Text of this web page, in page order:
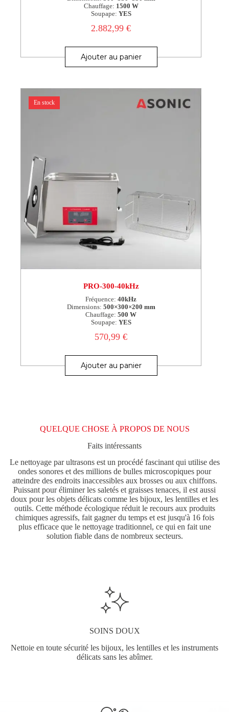
Chauffage: 1500 W
Soupape: YES
2.882,99€
Ajouter au panier
En stock
PRO-300-40kHz
Fréquence: 40kHz
Dimensions: 500×300×200 mm
Chauffage: 500 W
Soupape: YES
570,99€
Ajouter au panier
QUELQUE CHOSE À PROPOS DE NOUS
Faits intéressants
Le nettoyage par ultrasons est un procédé fascinant qui utilise des
ondes sonores et des millions de bulles microscopiques pour
atteindre des endroits inaccessibles aux brosses ou aux chiffons.
Puissant pour éliminer les saletés et graisses tenaces, il est aussi
doux pour les objets délicats comme les bijoux, les lentilles et les
outils. Cette méthode écologique réduit le recours aux produits
chimiques agressifs, fait gagner du temps et est jusqu'à 16 fois
plus efficace que le nettoyage traditionnel, ce qui en fait une
solution fiable dans de nombreux secteurs.
SOINS DOUX
Nettoie en toute sécurité les bijoux, les lentilles et les instruments
délicats sans les abîmer.